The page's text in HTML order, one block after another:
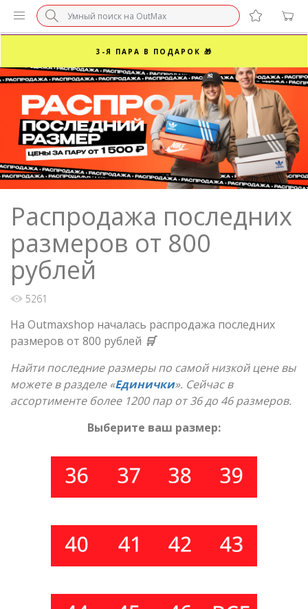
БЕЗ НАЦЕНКИ МАРКЕТПЛЕЙСОВ ⚡ ВАШ РАЗМЕР
3-Я ПАРА В ПОДАРОК 🎁
ПОСЛЕДНИЕ РАЗМЕРЫ ОТ 1500₽⚡️
СУПЕРАКЦИЯ 🔥 2-Я ПАРА -50%
Распродажа последних
размеров от 800
рублей
5261
На Outmaxshop началась распродажа последних
размеров от 800 рублей 🛒
Найти последние размеры по самой низкой цене вы
можете в разделе «Единички». Сейчас в
ассортименте более 1200 пар от 36 до 46 размеров.
Выберите ваш размер: